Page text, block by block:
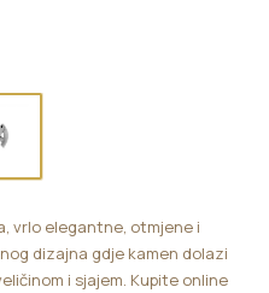
vrlo elegantne, otmjene i
dizajna gdje kamen dolazi
i sjajem. Kupite online